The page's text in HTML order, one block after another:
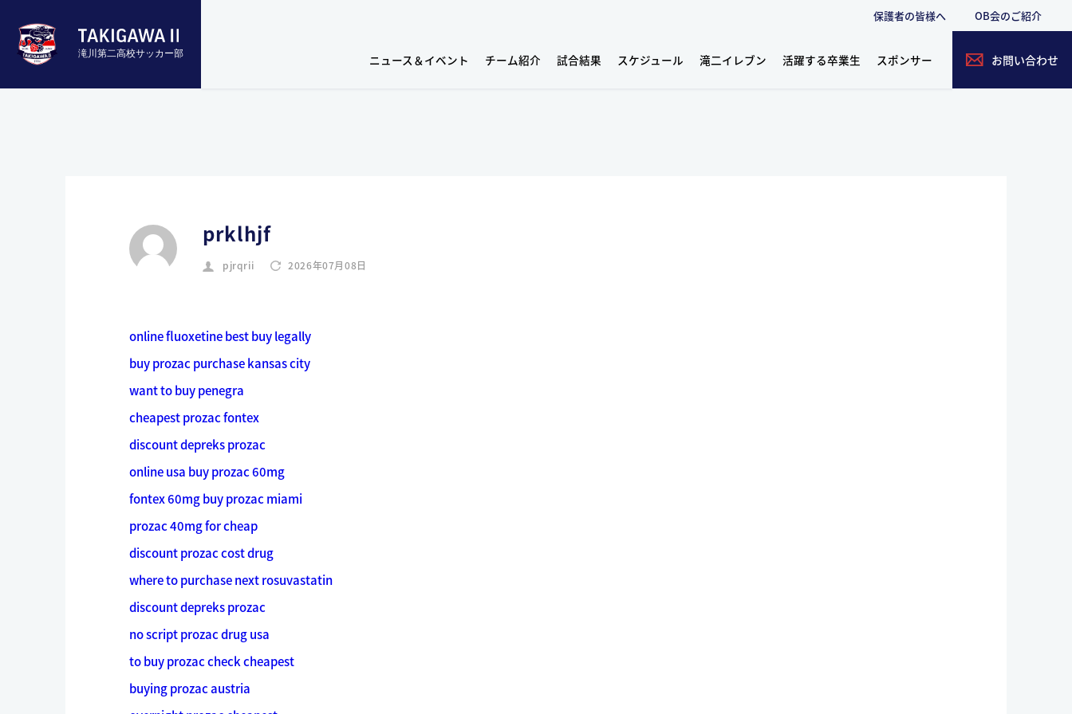
滝川第二高校サッカー部
保護者の皆様へ OB会のご紹介
ニュース＆イベント チーム紹介 試合結果 スケジュール 滝二イレブン 活躍する卒業生 スポンサー お問い合わせ
prklhjf
pjrqrii 2026年07月08日
online fluoxetine best buy legally
buy prozac purchase kansas city
want to buy penegra
cheapest prozac fontex
discount depreks prozac
online usa buy prozac 60mg
fontex 60mg buy prozac miami
prozac 40mg for cheap
discount prozac cost drug
where to purchase next rosuvastatin
discount depreks prozac
no script prozac drug usa
to buy prozac check cheapest
buying prozac austria